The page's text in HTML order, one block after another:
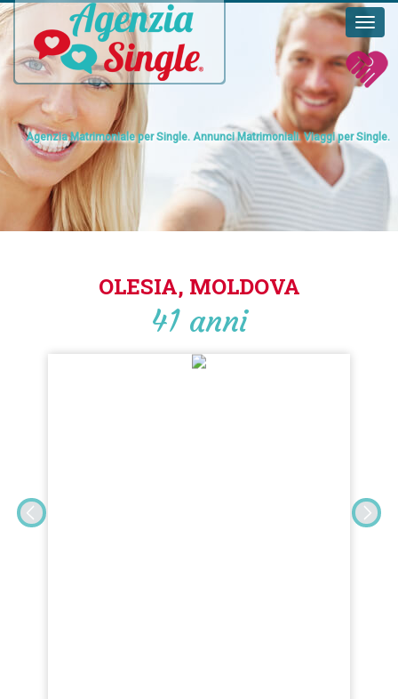
Agenzia Matrimoniale per Single. Annunci Matrimoniali. Viaggi per Single.
OLESIA, MOLDOVA
41 anni